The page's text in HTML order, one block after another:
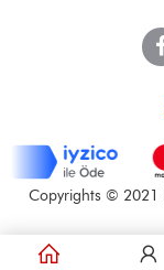
Copyrights © 2021